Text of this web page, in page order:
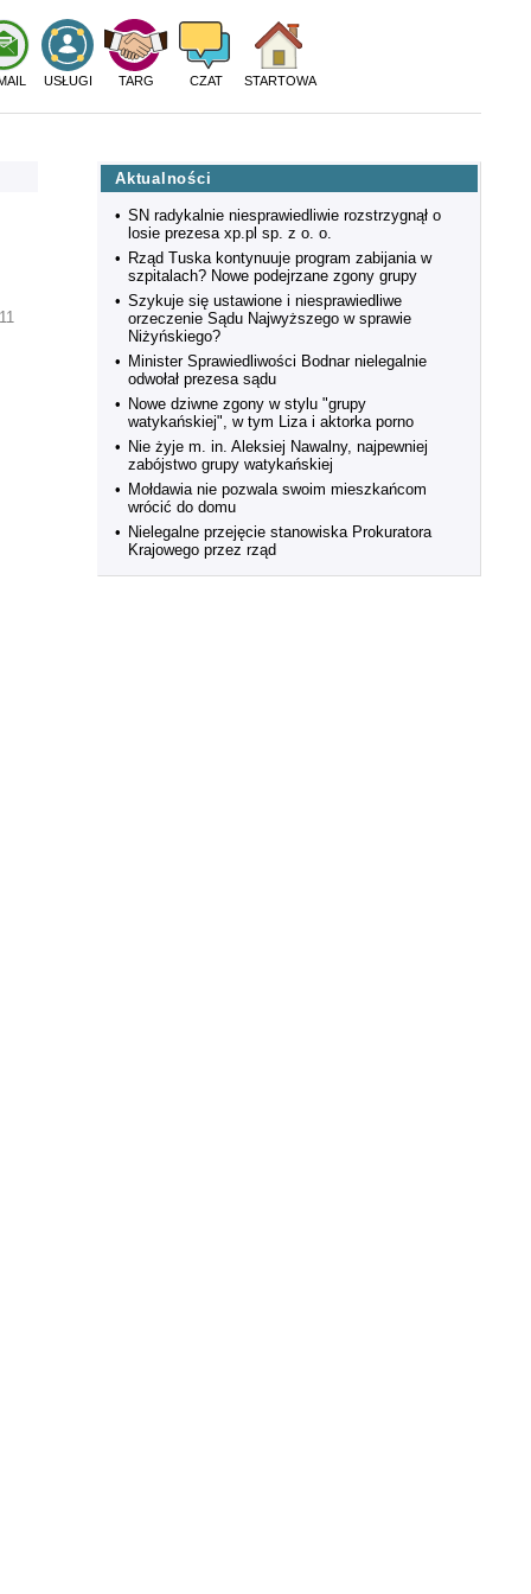
USŁUGI TARG CZAT STARTOWA
Aktualności
• SN radykalnie niesprawiedliwie rozstrzygnął o
losie prezesa xp.pl sp. z o. o.
• Rząd Tuska kontynuuje program zabijania w
szpitalach? Nowe podejrzane zgony grupy
• Szykuje się ustawione i niesprawiedliwe
orzeczenie Sądu Najwyższego w sprawie
Niżyńskiego?
• Minister Sprawiedliwości Bodnar nielegalnie
odwołał prezesa sądu
• Nowe dziwne zgony w stylu "grupy
watykańskiej", w tym Liza i aktorka porno
• Nie żyje m. in. Aleksiej Nawalny, najpewniej
zabójstwo grupy watykańskiej
• Mołdawia nie pozwala swoim mieszkańcom
wrócić do domu
• Nielegalne przejęcie stanowiska Prokuratora
Krajowego przez rząd